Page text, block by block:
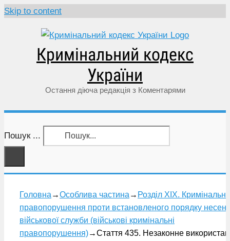
Skip to content
Кримінальний кодекс
України
Остання діюча редакція з Коментарями
Пошук ...
Головна →Особлива частина → Розділ XIX. Кримінальні
правопорушення проти встановленого порядку
військової служби (військові кримінальні
правопорушення)→Стаття 435. Незаконне